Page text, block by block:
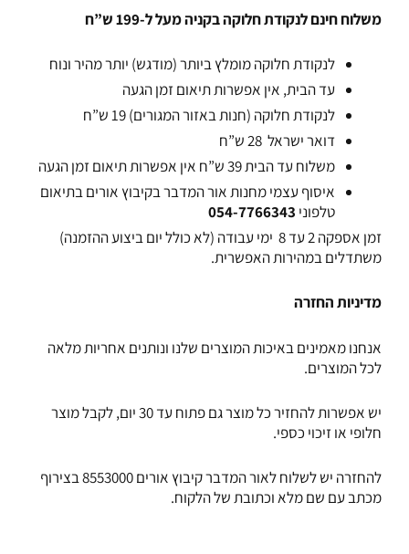
משלוח חינם לנקודת חלוקה בקניה מעל ל-199 ש”ח
לנקודת חלוקה מומלץ ביותר (מודגש) יותר מהיר ונוח
עד הבית, אין אפשרות תיאום זמן הגעה
לנקודת חלוקה (חנות באזור המגורים) 19 ש”ח
דואר ישראל 28 ש”ח
משלוח עד הבית 39 ש”ח אין אפשרות תיאום זמן הגעה
איסוף עצמי מחנות אור המדבר בקיבוץ אורים בתיאום
טלפוני 054-7766343
זמן אספקה 2 עד 8 ימי עבודה (לא כולל יום ביצוע ההזמנה)
משתדלים במהירות האפשרית.
מדיניות החזרה
אנחנו מאמינים באיכות המוצרים שלנו ונותנים אחריות מלאה
לכל המוצרים.
יש אפשרות להחזיר כל מוצר גם פתוח עד 30 יום, לקבל מוצר
חלופי או זיכוי כספי.
להחזרה יש לשלוח לאור המדבר קיבוץ אורים 8553000 בצירוף
מכתב עם שם מלא וכתובת של הלקוח.